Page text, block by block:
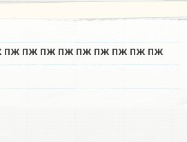
пж пж пж пж пж пж пж пж пж